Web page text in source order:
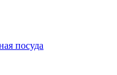
посуда